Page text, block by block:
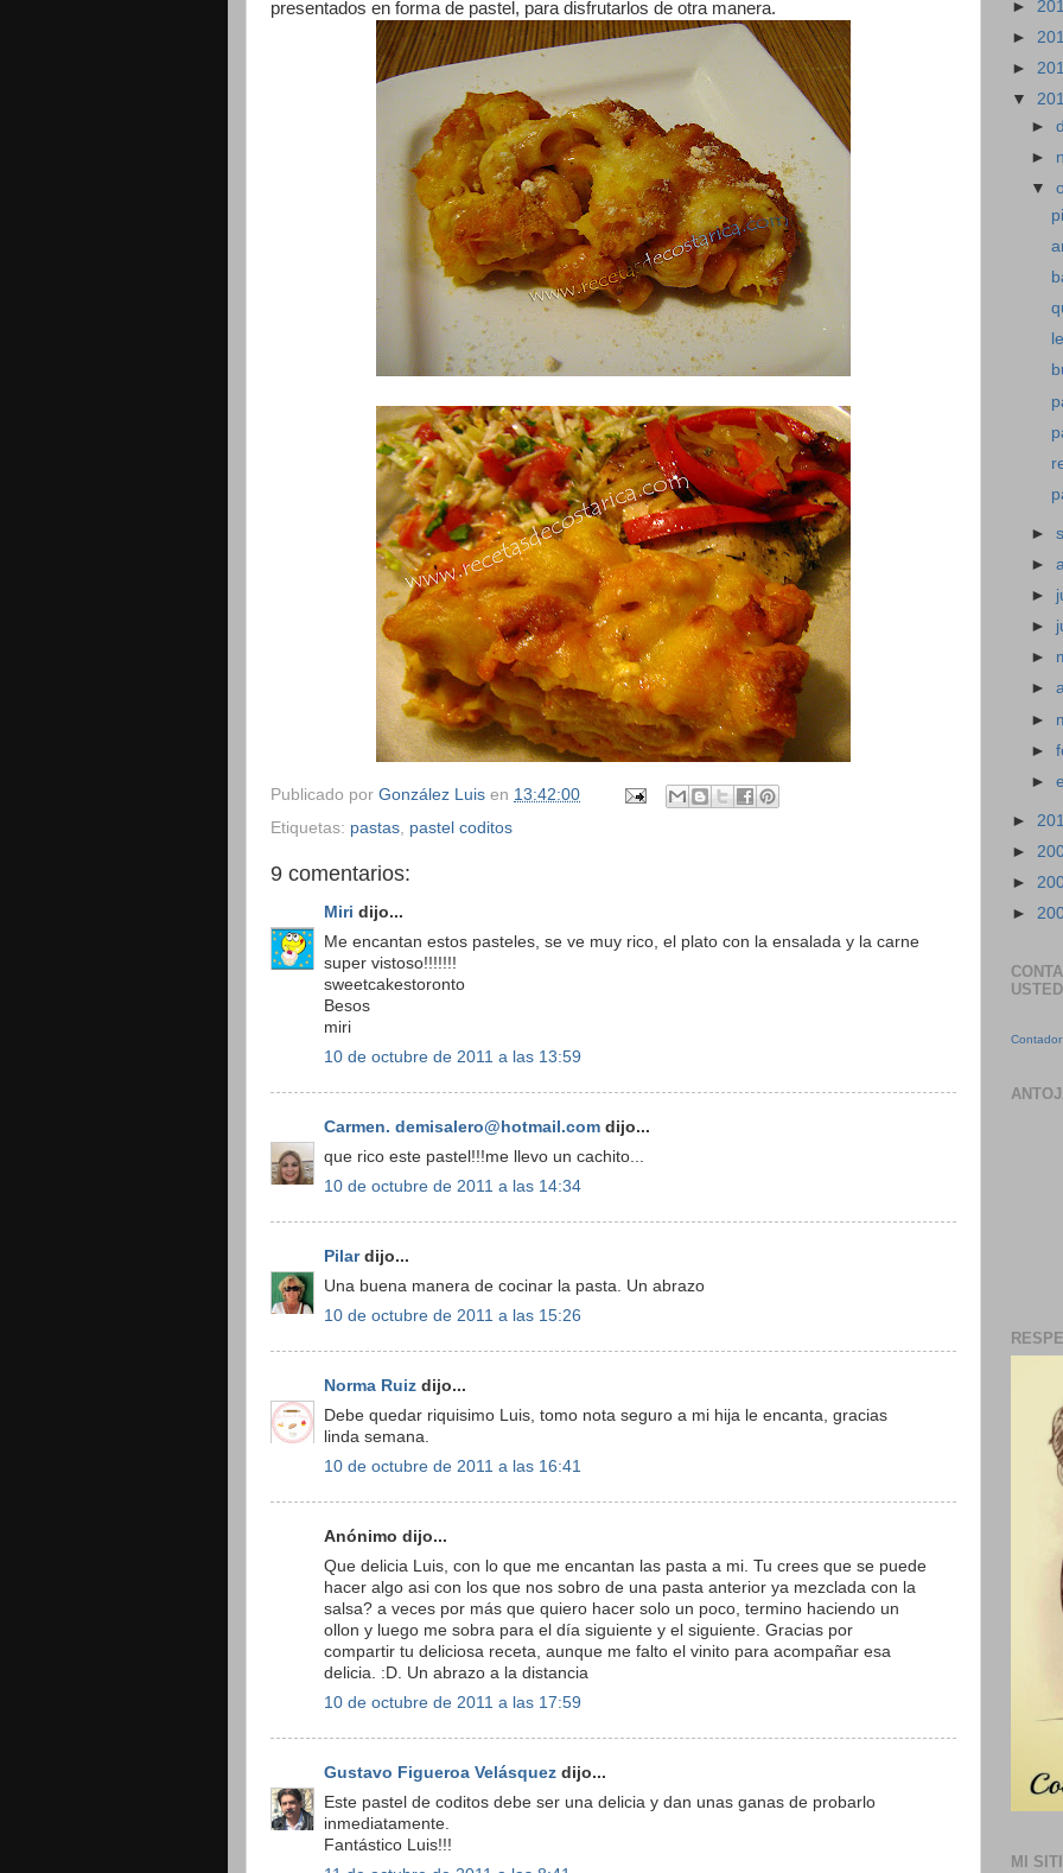
presentados en forma de pastel, para disfrutarlos de otra manera.
Publicado por González Luis en 13:42:00
Etiquetas: pastas pastel coditos
9 comentarios:
Miri dijo...
Me encantan estos pasteles, se ve muy rico, el plato con la ensalada y la carne
super vistoso!!!!!!!
sweetcakestoronto
Besos
miri
10 de octubre de 2011 a las 13:59
Carmen. demisalero@hotmail.com dijo...
que rico este pastel!!!me llevo un cachito...
10 de octubre de 2011 a las 14:34
Pilardijo...
Una buena manera de cocinar la pasta. Un abrazo
10 de octubre de 2011 a las 15:26
Norma Ruiz dijo...
Debe quedar riquisimo Luis, tomo nota seguro a mi hija le encanta, gracias
linda semana.
10 de octubre de 2011 a las 16:41
Anónimo dijo...
Que delicia Luis, con lo que me encantan las pasta a mi. Tu crees que se puede
hacer algo asi con los que nos sobro de una pasta anterior ya mezclada con la
salsa? a veces por más que quiero hacer solo un poco, termino haciendo un
ollon y luego me sobra para el día siguiente y el siguiente. Gracias por
compartir tu deliciosa receta, aunque me falto el vinito para acompañar esa
delicia. :D. Un abrazo a la distancia
10 de octubre de 2011 a las 17:59
Gustavo Figueroa Velásquez dijo...
Este pastel de coditos debe ser una delicia y dan unas ganas de probarlo
inmediatamente.
Fantástico Luis!!!
►
►
►
▼
►
►
▼
►
►
►
►
►
►
►
►
►
►
►
►
►
MI